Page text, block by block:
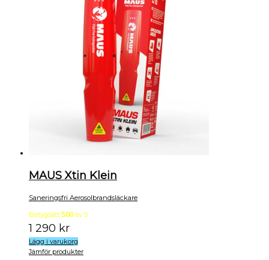
MAUS Xtin Klein
Saneringsfri Aerosolbrandsläckare
Betygsatt 5.00av 5
1 290 kr
Lägg i varukorg
Jämför produkter